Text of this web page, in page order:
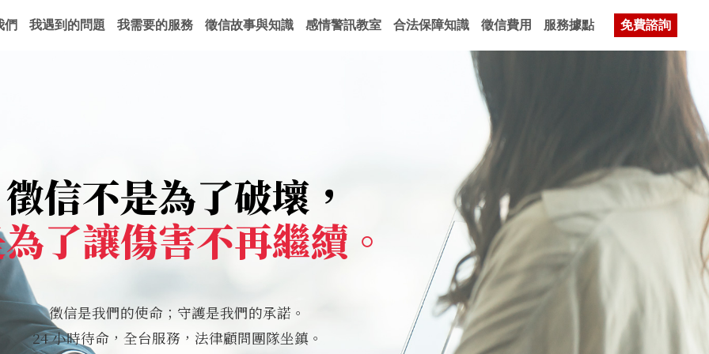
們 我遇到的問題 我需要的服務 徵信故事與知識 感情警訊教室 合法保障知識 徵信費用 服務據點 免費諮詢
徵信不是為了破壞，
了讓傷害不再繼續。
徵信是我們的使命；守護是我們的承諾。
24 小時待命，全台服務，法律顧問團隊坐鎮。